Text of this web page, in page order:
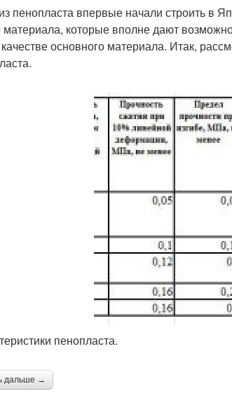
пенопласта впервые начали строить в
материала, которые вполне дают
основного материала. Итак,
пенопласта.
дальше →